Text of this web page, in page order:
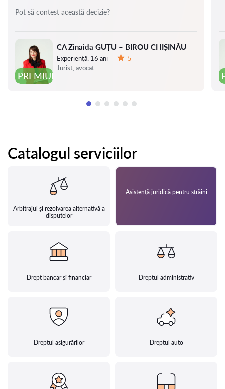
PREMIUM
CA Zinaida GUȚU – BIROU CHIȘINĂU
Experiență: 16 ani
5
Jurist, avocat
Pot să contest această decizie?
Catalogul serviciilor
Arbitrajul și rezolvarea alternativă a
disputelor
Asistență juridică pentru străini
Drept bancar și financiar Dreptul administrativ
Dreptul asigurărilor Dreptul auto